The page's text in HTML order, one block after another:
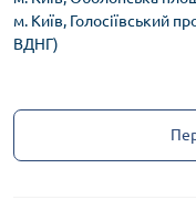
м. Київ, Голосіївський
ВДНГ)